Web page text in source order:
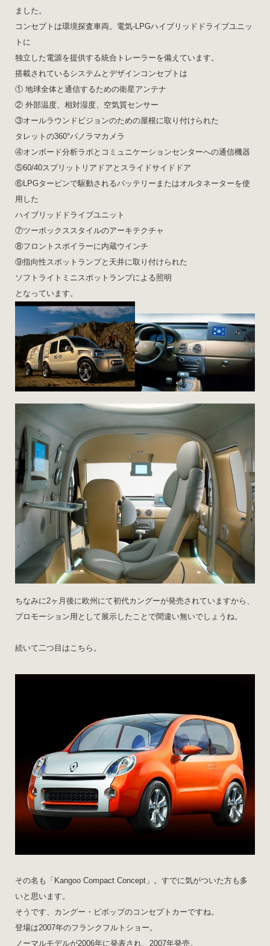
ました。
コンセプトは環境探査車両。電気-LPGハイブリッドドライブユニッ
トに
独立した電源を提供する統合トレーラーを備えています。
搭載されているシステムとデザインコンセプトは
① 地球全体と通信するための衛星アンテナ
② 外部温度、相対湿度、空気質センサー
③オールラウンドビジョンのための屋根に取り付けられた
タレットの360°パノラマカメラ
④オンボード分析ラボとコミュニケーションセンターへの通信機器
⑤60/40スプリットリアドアとスライドサイドドア
⑥LPGタービンで駆動されるバッテリーまたはオルタネーターを使
用した
ハイブリッドドライブユニット
⑦ツーボックススタイルのアーキテクチャ
⑧フロントスポイラーに内蔵ウインチ
⑨指向性スポットランプと天井に取り付けられた
ソフトライトミニスポットランプによる照明
となっています。
ちなみに2ヶ月後に欧州にて初代カングーが発売されていますから、
プロモーション用として展示したことで間違い無いでしょうね。
続いて二つ目はこちら。
その名も「Kangoo Compact Concept」。すでに気がついた方も多
いと思います。
そうです、カングー・ビボップのコンセプトカーですね。
登場は2007年のフランクフルトショー。
ノーマルモデルが2006年に発表され、2007年発売。